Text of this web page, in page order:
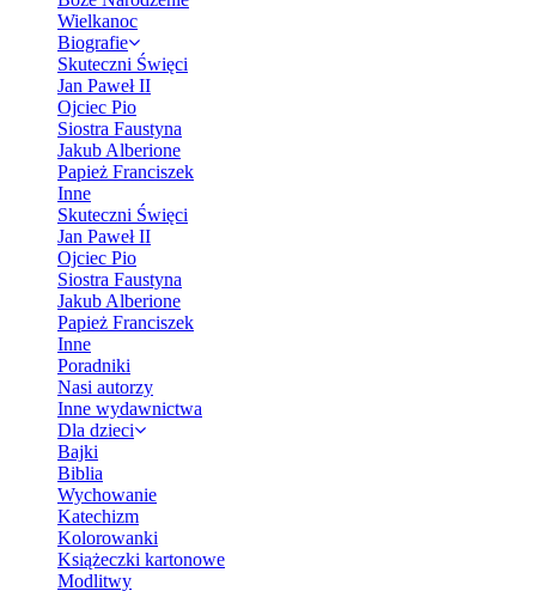
Wielkanoc
Biografie
Skuteczni Święci
Jan Paweł II
Ojciec Pio
Siostra Faustyna
Jakub Alberione
Papież Franciszek
Inne
Skuteczni Święci
Jan Paweł II
Ojciec Pio
Siostra Faustyna
Jakub Alberione
Papież Franciszek
Inne
Poradniki
Nasi autorzy
Inne wydawnictwa
Dla dzieci
Bajki
Biblia
Wychowanie
Katechizm
Kolorowanki
Książeczki kartonowe
Modlitwy